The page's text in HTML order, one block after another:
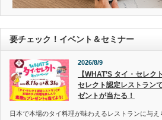
要チェック！イベント＆セミナー
2026/8/9
【WHAT’S タイ・セレ
セレクト認定レストラン
ゼントが当たる！
日本で本場のタイ料理が味わえるレストランに与